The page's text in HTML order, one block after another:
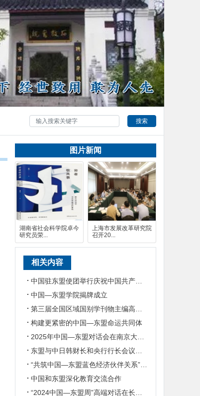
搜索
图片新闻
湖南省社会科学院卓今
研究员荣...
上海市发展改革研究院
召开20...
相关内容
中国驻东盟使团举行庆祝中国共产党成立105周年媒体智库交流会
中国—东盟学院揭牌成立
构建更紧密的中国—东盟命运共同体
2025年中国—东盟对话会在南京大学举行
“共筑中国—东盟蓝色经济伙伴关系”研讨会在泰国曼谷召开
中国和东盟深化教育交流合作